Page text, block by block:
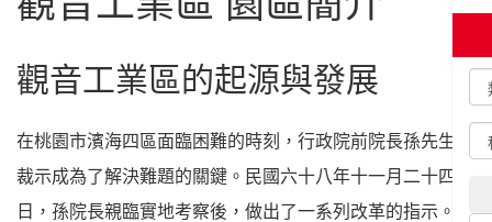
觀音工業區的起源與發展
在桃園市濱海四區面臨困難的時刻，行政院前院長孫先生的
裁示成為了解決難題的關鍵。民國六十八年十一月二十四
日，孫院長親臨實地考察後，做出了一系列改革的指示。為